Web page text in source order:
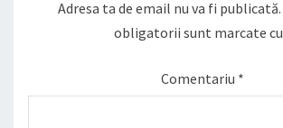
Adresa ta de email nu va fi publicată.
obligatorii sunt marcate cu
Comentariu *